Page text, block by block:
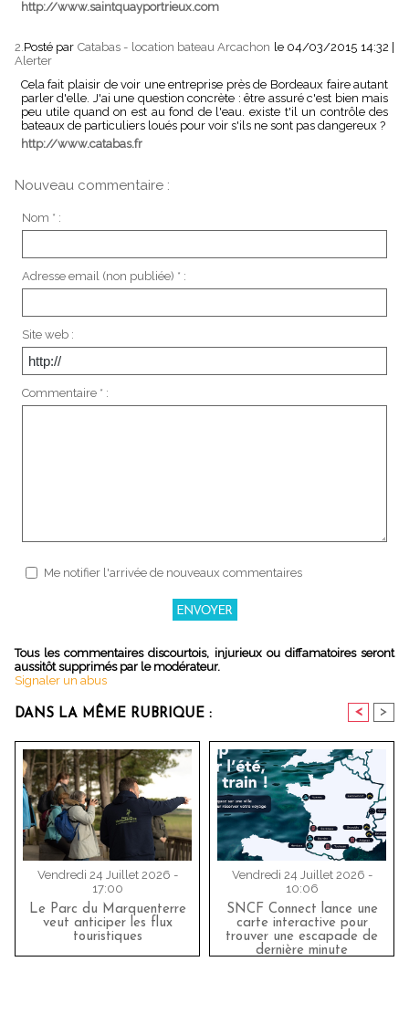
http://www.saintquayportrieux.com
2. Posté par Catabas - location bateau Arcachon le 04/03/2015 14:32 |
Alerter
Cela fait plaisir de voir une entreprise près de Bordeaux faire autant
parler d'elle. J'ai une question concrète : être assuré c'est bien mais
peu utile quand on est au fond de l'eau. existe t'il un contrôle des
bateaux de particuliers loués pour voir s'ils ne sont pas dangereux ?
http://www.catabas.fr
Nouveau commentaire :
Nom * :
Adresse email (non publiée) * :
Site web :
Commentaire * :
Me notifier l'arrivée de nouveaux commentaires
Tous les commentaires discourtois, injurieux ou diffamatoires seront
aussitôt supprimés par le modérateur.
Signaler un abus
DANS LA MÊME RUBRIQUE : < >
Vendredi 24 Juillet 2026 -
17:00
Le Parc du Marquenterre
veut anticiper les flux
touristiques
Vendredi 24 Juillet 2026 -
10:06
SNCF Connect lance une
carte interactive pour
trouver une escapade de
dernière minute